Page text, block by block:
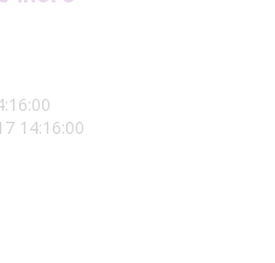
14:16:00